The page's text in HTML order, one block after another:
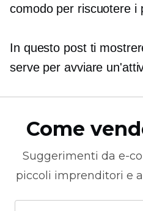
comodo per riscuotere i
In questo post ti
serve per avviare
Come
Suggerimenti da e-
piccoli imprenditori e